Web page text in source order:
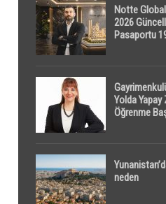
Notte
2026
Pasaportu
Yolda
Öğrenme
neden